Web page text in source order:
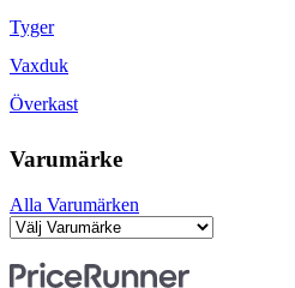
Tyger
Vaxduk
Överkast
Varumärke
Alla Varumärken